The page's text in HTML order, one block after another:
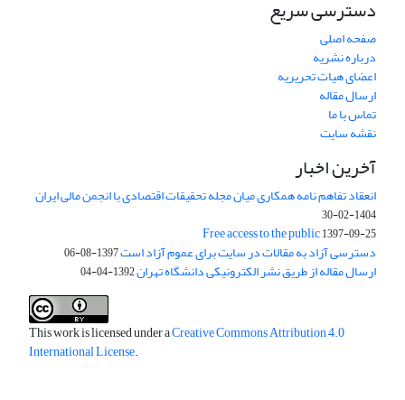
دسترسی سریع
صفحه اصلی
درباره نشریه
اعضای هیات تحریریه
ارسال مقاله
تماس با ما
نقشه سایت
آخرین اخبار
انعقاد تفاهم نامه همکاری میان مجله تحقیقات اقتصادی با انجمن مالی ایران
1404-02-30
Free access to the public1397-09-25
دسترسی آزاد به مقالات در سایت برای عموم آزاد است1397-08-06
ارسال مقاله از طریق نشر الکترونیکی دانشگاه تهران1392-04-04
This work is licensed under aCreative Commons Attribution 4.0
International License.